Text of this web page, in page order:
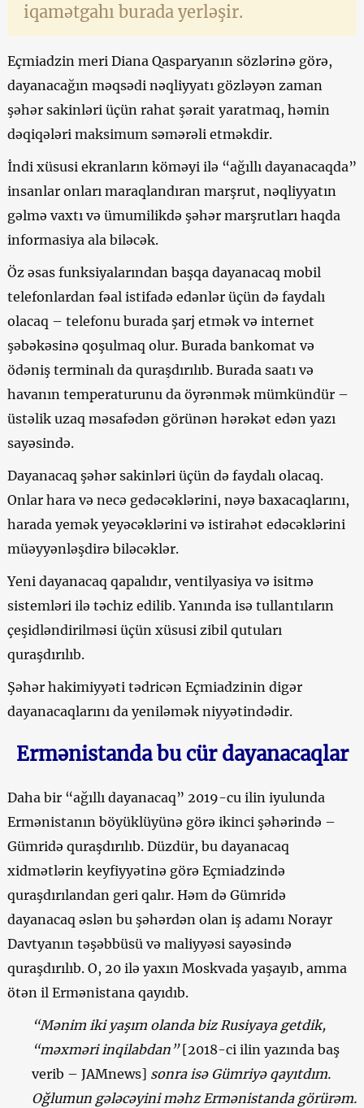
iqamətgahı burada yerləşir.
Eçmiadzin meri Diana Qasparyanın sözlərinə görə,
dayanacağın məqsədi nəqliyyatı gözləyən zaman
şəhər sakinləri üçün rahat şərait yaratmaq, həmin
dəqiqələri maksimum səmərəli etməkdir.
İndi xüsusi ekranların köməyi ilə “ağıllı dayanacaqda”
insanlar onları maraqlandıran marşrut, nəqliyyatın
gəlmə vaxtı və ümumilikdə şəhər marşrutları haqda
informasiya ala biləcək.
Öz əsas funksiyalarından başqa dayanacaq mobil
telefonlardan fəal istifadə edənlər üçün də faydalı
olacaq – telefonu burada şarj etmək və internet
şəbəkəsinə qoşulmaq olur. Burada bankomat və
ödəniş terminalı da quraşdırılıb. Burada saatı və
havanın temperaturunu da öyrənmək mümkündür –
üstəlik uzaq məsafədən görünən hərəkət edən yazı
sayəsində.
Dayanacaq şəhər sakinləri üçün də faydalı olacaq.
Onlar hara və necə gedəcəklərini, nəyə baxacaqlarını,
harada yemək yeyəcəklərini və istirahət edəcəklərini
müəyyənləşdirə biləcəklər.
Yeni dayanacaq qapalıdır, ventilyasiya və isitmə
sistemləri ilə təchiz edilib. Yanında isə tullantıların
çeşidləndirilməsi üçün xüsusi zibil qutuları
quraşdırılıb.
Şəhər hakimiyyəti tədricən Eçmiadzinin digər
dayanacaqlarını da yeniləmək niyyətindədir.
Ermənistanda bu cür dayanacaqlar
Daha bir “ağıllı dayanacaq” 2019-cu ilin iyulunda
Ermənistanın böyüklüyünə görə ikinci şəhərində –
Gümridə quraşdırılıb. Düzdür, bu dayanacaq
xidmətlərin keyfiyyətinə görə Eçmiadzində
quraşdırılandan geri qalır. Həm də Gümridə
dayanacaq əslən bu şəhərdən olan iş adamı Norayr
Davtyanın təşəbbüsü və maliyyəsi sayəsində
quraşdırılıb. O, 20 ilə yaxın Moskvada yaşayıb, amma
ötən il Ermənistana qayıdıb.
“Mənim iki yaşım olanda biz Rusiyaya getdik,
“məxməri inqilabdan”[2018-ci ilin yazında baş
verib – JAMnews] sonra isə Gümriyə qayıtdım.
Oğlumun gələcəyini məhz Ermənistanda görürəm.